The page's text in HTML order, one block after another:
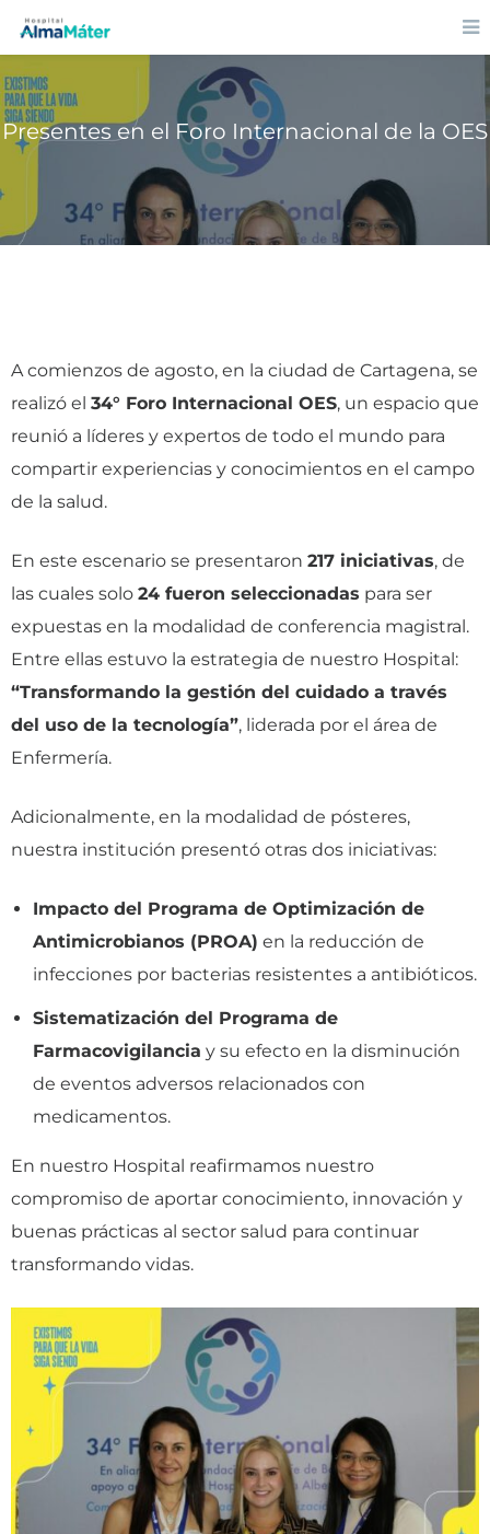
Presentes en el Foro Internacional de la OES
A comienzos de agosto, en la ciudad de Cartagena, se
realizó el 34° Foro Internacional OES, un espacio que
reunió a líderes y expertos de todo el mundo para
compartir experiencias y conocimientos en el campo
de la salud.
En este escenario se presentaron 217 iniciativas, de
las cuales solo 24 fueron seleccionadas para ser
expuestas en la modalidad de conferencia magistral.
Entre ellas estuvo la estrategia de nuestro Hospital:
“Transformando la gestión del cuidado a través
del uso de la tecnología”, liderada por el área de
Enfermería.
Adicionalmente, en la modalidad de pósteres,
nuestra institución presentó otras dos iniciativas:
Impacto del Programa de Optimización de
Antimicrobianos (PROA) en la reducción de
infecciones por bacterias resistentes a antibióticos.
Sistematización del Programa de
Farmacovigilancia y su efecto en la disminución
de eventos adversos relacionados con
medicamentos.
En nuestro Hospital reafirmamos nuestro
compromiso de aportar conocimiento, innovación y
buenas prácticas al sector salud para continuar
transformando vidas.